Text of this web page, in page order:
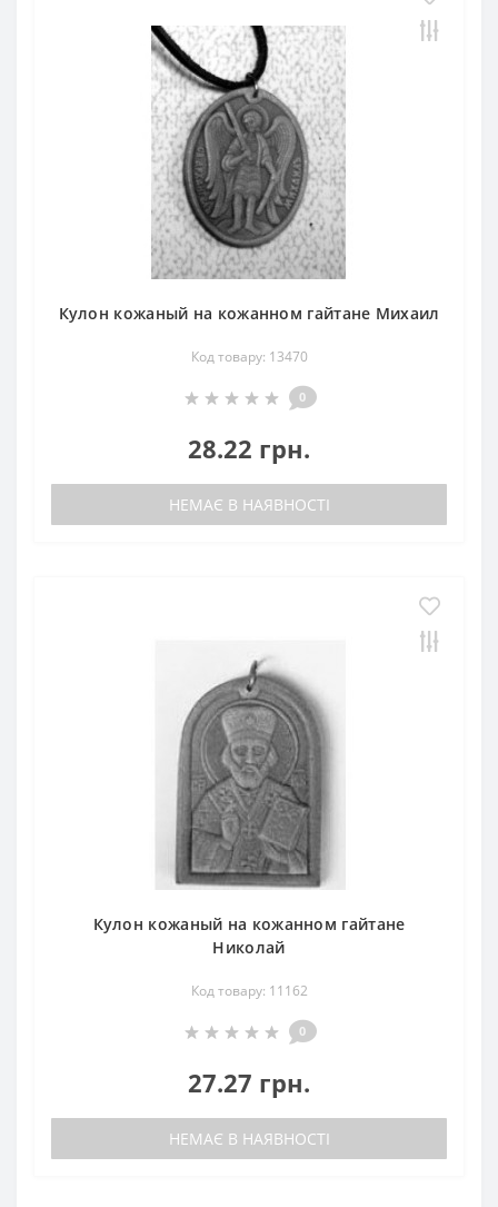
Кулон кожаный на кожанном гайтане Михаил
Код товару: 13470
0
28.22 грн.
НЕМАЄ В НАЯВНОСТІ
Кулон кожаный на кожанном гайтане
Николай
Код товару: 11162
0
27.27 грн.
НЕМАЄ В НАЯВНОСТІ